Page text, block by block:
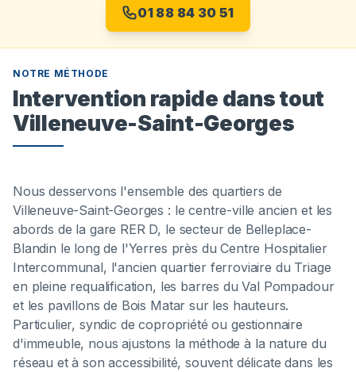
01 88 84 30 51
NOTRE MÉTHODE
Intervention rapide dans tout
Villeneuve-Saint-Georges
Nous desservons l'ensemble des quartiers de
Villeneuve-Saint-Georges : le centre-ville ancien et les
abords de la gare RER D, le secteur de Belleplace-
Blandin le long de l'Yerres près du Centre Hospitalier
Intercommunal, l'ancien quartier ferroviaire du Triage
en pleine requalification, les barres du Val Pompadour
et les pavillons de Bois Matar sur les hauteurs.
Particulier, syndic de copropriété ou gestionnaire
d'immeuble, nous ajustons la méthode à la nature du
réseau et à son accessibilité, souvent délicate dans les